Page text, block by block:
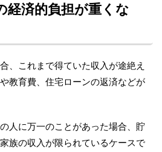
経済的負担が重くな
、これまで得ていた収入が途絶え
教育費、住宅ローンの返済などが
人に万一のことがあった場合、貯
族の収入が限られているケースで